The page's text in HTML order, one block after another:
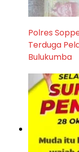
Polres
Terduga
Bulukumba